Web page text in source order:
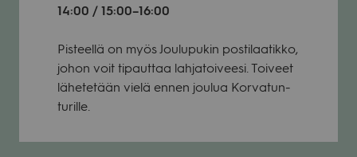
14:00 / 15:00–16:00
Pis­teellä on myös Jou­lu­pu­kin pos­ti­laa­tikko,
johon voit tipaut­taa lah­ja­toi­veesi. Toi­veet
lähe­te­tään vielä ennen jou­lua Kor­va­tun­
tu­rille.